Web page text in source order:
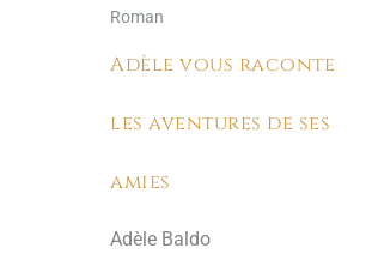
Roman
Adèle vous raconte
les aventures de ses
amies
Adèle Baldo